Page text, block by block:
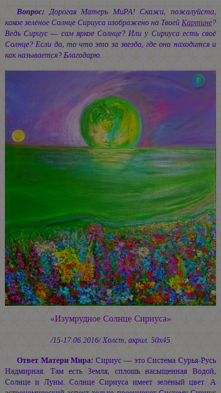
Вопрос: Дорогая Матерь МиРА! Скажи, пожалуйста,
какое зелёное Солнце Сириуса изображено на ТвоейКартине?
Ведь Сириус — сам яркое Солнце? Или у Сириуса есть своё
Солнце? Если да, то что это за звезда, где она находится и
как называется? Благодарю.
«Изумрудное Солнце Сириуса»
/15-17.06.2016/ Холст, акрил. 50х45
Ответ Матери Мира: Сириус — это Система Сурья-Русь
Надмирная. Там есть Земля, сплошь насыщенная Водой,
Солнце и Луны. Солнце Сириуса имеет зелёный цвет. А